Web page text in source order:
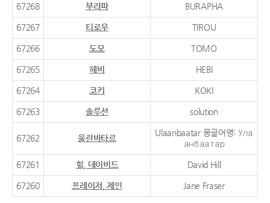
67268 부라파 BURAPHA
67267 티로우 TIROU
67266 도모 TOMO
67265 헤비 HEBI
67264 코키 KOKI
67263 솔루션 solution
67262 울란바타르
Ulaanbaatar 몽골어명: Ула
анбаатар
67261 힐, 데이비드 David Hill
67260 프레이저, 제인 Jane Fraser